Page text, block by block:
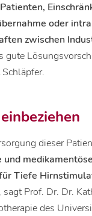
oder
zwischen
gute
dieser
und
Tiefe
sagt Prof. Dr. Dr.
des